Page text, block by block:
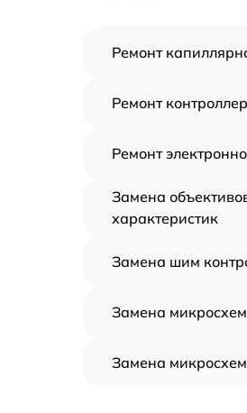
Ремонт
Ремонт
Ремонт
Замена
характеристик
Замена шим
Замена
Замена